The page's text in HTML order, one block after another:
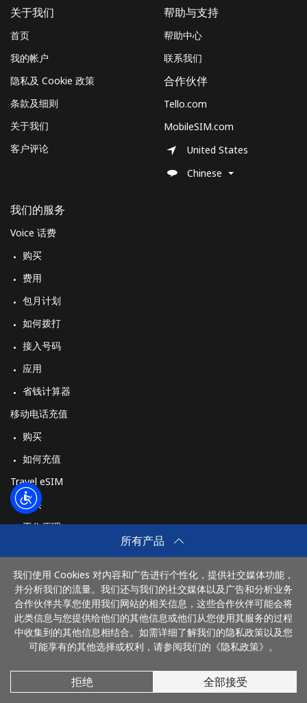
所有产品
我们使用 Cookies 对内容和广告进行个性化，提供社交媒体功能，
并分析我们的流量。我们还与我们的社交媒体以及广告和分析业务
合作伙伴共享您使用我们网站的相关信息，这些合作伙伴可能会将
此类信息与您提供给他们的其他信息或他们从您使用其服务的过程
中收集到的其他信息相结合。如需详细了解我们的隐私政策以及您
可能享有的其他选择或权利，请参阅我们的《隐私政策》。
拒绝 全部接受
关于我们
首页
我的帐户
隐私及 Cookie 政策
条款及细则
关于我们
客户评论
我们的服务
Voice 话费
购买
费用
包月计划
如何拨打
接入号码
应用
省钱计算器
移动电话充值
购买
如何充值
Travel eSIM
购买
工作原理
帮助与支持
帮助中心
联系我们
合作伙伴
Tello.com
MobileSIM.com
United States
Chinese
付款方式：